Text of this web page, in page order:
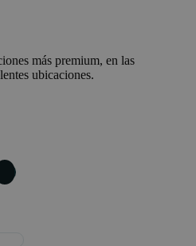
más premium, en las
ubicaciones.